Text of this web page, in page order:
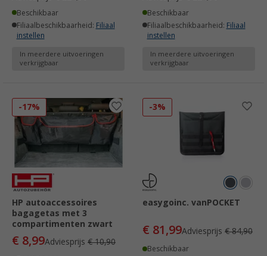
Beschikbaar
Filiaalbeschikbaarheid: Filiaal
instellen
In meerdere uitvoeringen
verkrijgbaar
Beschikbaar
Filiaalbeschikbaarheid: Filiaal
instellen
In meerdere uitvoeringen
verkrijgbaar
-17%
HP autoaccessoires
bagagetas met 3
compartimenten zwart
€ 8,99Adviesprijs € 10,90
-3%
easygoinc. vanPOCKET
€ 81,99Adviesprijs € 84,90
Beschikbaar